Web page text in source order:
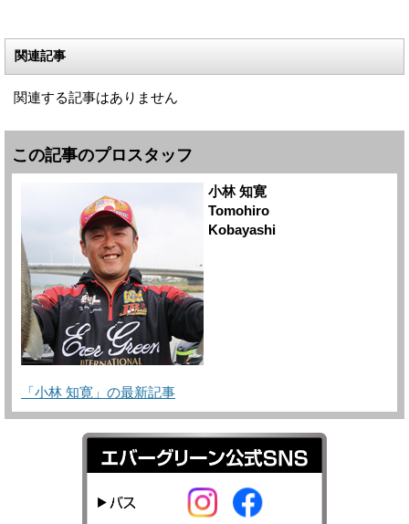
関連記事
関連する記事はありません
この記事のプロスタッフ
小林 知寛
Tomohiro
Kobayashi
「小林 知寛」の最新記事